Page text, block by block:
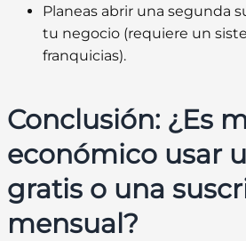
Planeas abrir una segunda
tu negocio (requiere un
franquicias).
Conclusión: ¿Es
económico usar
gratis o una
mensual?